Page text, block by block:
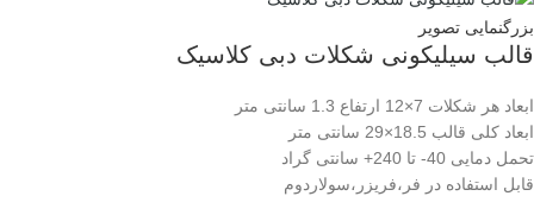
بزرگنمایی تصویر
قالب سیلیکونی شکلات دبی کلاسیک
ابعاد هر شکلات 7×12 ارتفاع 1.3 سانتی متر
ابعاد کلی قالب 18.5×29 سانتی متر
تحمل دمایی 40- تا 240+ سانتی گراد
قابل استفاده در فر،فریزر،سولاردوم